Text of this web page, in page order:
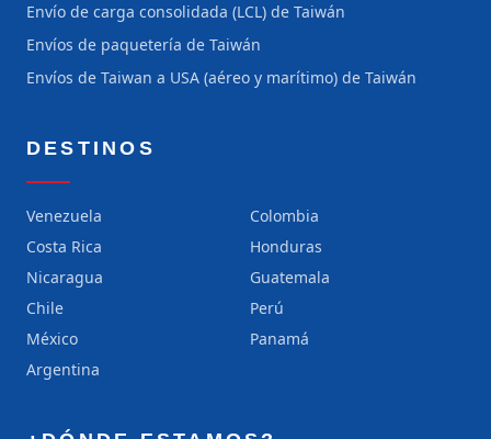
Envío de carga consolidada (LCL) de Taiwán
Envíos de paquetería de Taiwán
Envíos de Taiwan a USA (aéreo y marítimo) de Taiwán
DESTINOS
Venezuela
Colombia
Costa Rica
Honduras
Nicaragua
Guatemala
Chile
Perú
México
Panamá
Argentina